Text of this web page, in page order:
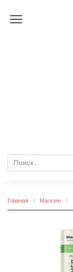
содержанию
Search
for:
Главная Магазин